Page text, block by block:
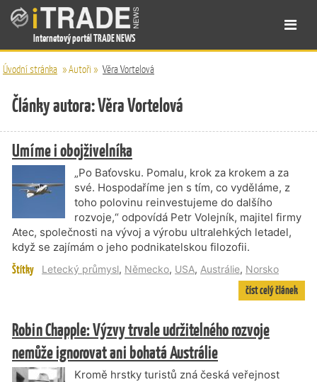
Internetový portál TRADE NEWS
Úvodní stránka »Autoři » Věra Vortelová
Články autora: Věra Vortelová
Umíme i obojživelníka
„Po Baťovsku. Pomalu, krok za krokem a za
své. Hospodaříme jen s tím, co vyděláme, z
toho polovinu reinvestujeme do dalšího
rozvoje,“ odpovídá Petr Volejník, majitel firmy
Atec, společnosti na vývoj a výrobu ultralehkých letadel,
když se zajímám o jeho podnikatelskou filozofii.
Štítky Letecký průmysl, Německo, USA, Austrálie, Norsko
číst celý článek
Robin Chapple: Výzvy trvale udržitelného rozvoje
nemůže ignorovat ani bohatá Austrálie
Kromě hrstky turistů zná česká veřejnost